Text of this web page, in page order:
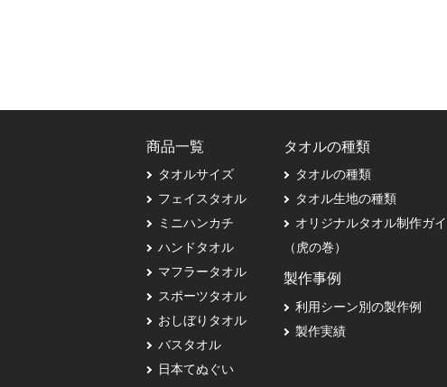
商品一覧
タオルサイズ
フェイスタオル
ミニハンカチ
ハンドタオル
マフラータオル
スポーツタオル
おしぼりタオル
バスタオル
日本てぬぐい
タオルの種類
タオルの種類
タオル生地の種類
オリジナルタオル制作ガ
（虎の巻）
製作事例
利用シーン別の製作例
製作実績